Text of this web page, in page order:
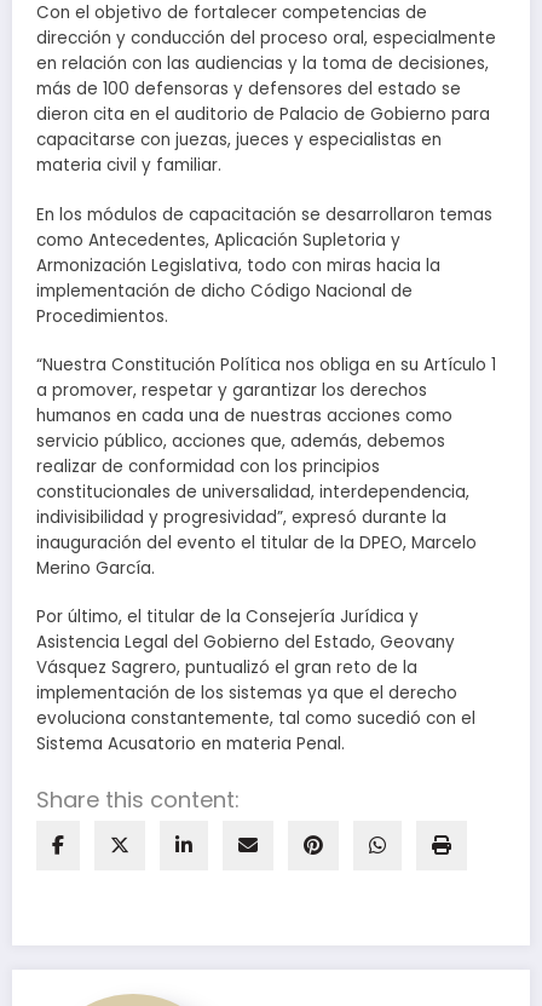
Con el objetivo de fortalecer competencias de
dirección y conducción del proceso oral, especialmente
en relación con las audiencias y la toma de decisiones,
más de 100 defensoras y defensores del estado se
dieron cita en el auditorio de Palacio de Gobierno para
capacitarse con juezas, jueces y especialistas en
materia civil y familiar.
En los módulos de capacitación se desarrollaron temas
como Antecedentes, Aplicación Supletoria y
Armonización Legislativa, todo con miras hacia la
implementación de dicho Código Nacional de
Procedimientos.
“Nuestra Constitución Política nos obliga en su Artículo 1
a promover, respetar y garantizar los derechos
humanos en cada una de nuestras acciones como
servicio público, acciones que, además, debemos
realizar de conformidad con los principios
constitucionales de universalidad, interdependencia,
indivisibilidad y progresividad”, expresó durante la
inauguración del evento el titular de la DPEO, Marcelo
Merino García.
Por último, el titular de la Consejería Jurídica y
Asistencia Legal del Gobierno del Estado, Geovany
Vásquez Sagrero, puntualizó el gran reto de la
implementación de los sistemas ya que el derecho
evoluciona constantemente, tal como sucedió con el
Sistema Acusatorio en materia Penal.
Share this content: